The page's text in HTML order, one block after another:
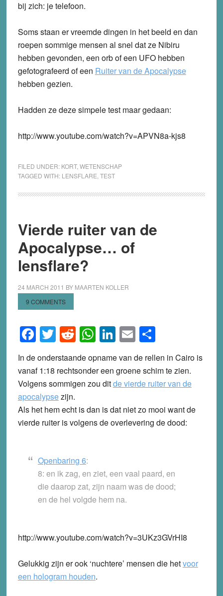
bij zich: je telefoon.
Soms staan er vreemde dingen in het beeld en dan
roepen sommige mensen al snel dat ze Nibiru
hebben gevonden, een orb of een UFO hebben
gefotografeerd of een Ruiter van de Apocalypse
hebben gezien.
Hadden ze deze simpele test maar gedaan:
http://www.youtube.com/watch?v=APVN8a-kjs8
FILED UNDER: KORT, WETENSCHAP
TAGGED WITH: LENSFLARE TEST
Vierde ruiter van de
Apocalypse… of
lensflare?
24 MARCH 2011 BY MAARTEN KOLLER
9 COMMENTS
Facebook
Twitter
Reddit
WhatsApp
LinkedIn
EmailShare
In de onderstaande opname van de rellen in Cairo is
vanaf 1:18 rechtsonder een groene schim te zien.
Volgens sommigen zou ditde vierde ruiter van de
apocalypsezijn.
Als het hem echt is dan is dat niet zo mooi want de
vierde ruiter is volgens de overlevering de dood:
Openbaring 6:
8: en ik zag, en ziet, een vaal paard, en
die daarop zat, zijn naam was de dood;
en de hel volgde hem na.
http://www.youtube.com/watch?v=3UKz3GVrHI8
Gelukkig zijn er ook ‘nuchtere’ mensen die hetvoor
een hologram houden.